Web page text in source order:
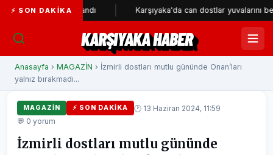
⚡ SON DAKIKA
tamamlandı Karşıyaka'da can dostlar yuvalarını bekliyor
KARŞIYAKA HABER
Anasayfa › MAGAZİN › İzmirli dostları mutlu gününde Onan’ları
yalnız bırakmadı...
MAGAZİN ⚡ SON DAKIKA
🕐 13 Haziran 2024, 11:59
💬 0 yorum
İzmirli dostları mutlu gününde